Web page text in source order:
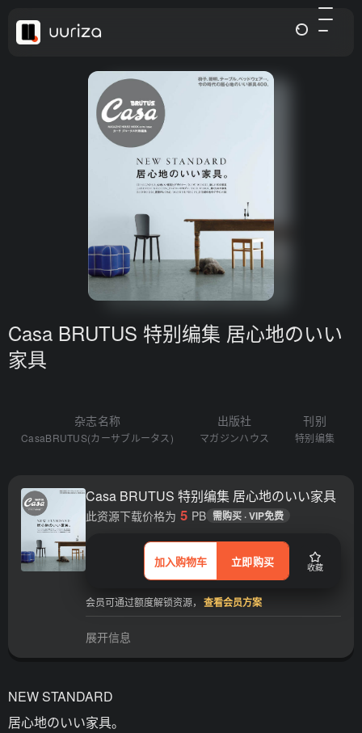
Casa BRUTUS 特别编集 居心地のいい
家具
杂志名称
CasaBRUTUS(カーサブルータス)
出版社
マガジンハウス
刊别
特别编集
Casa BRUTUS 特别编集 居心地のいい家具
加入购物车 立即购买 收藏
此资源下载价格为 5 PB 需购买 · VIP免费
会员可通过额度解锁资源， 查看会员方案
展开信息
NEW STANDARD
居心地のいい家具。